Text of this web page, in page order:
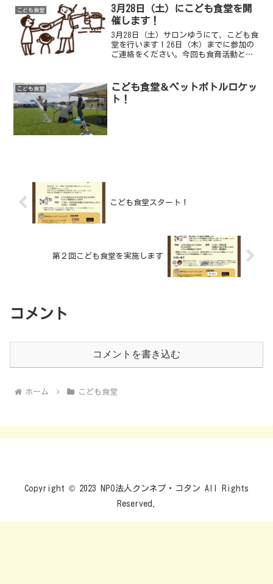
の参加も可能です。希望する方は申し込
み時にご連絡くださ...
こども食堂
3月28日（土）にこども食堂を開
催します！
3月28日（土）サロンゆうにて、こども食
堂を行います！26日（木）までに参加の
ご連絡をください。今回も食育活動とし
加も可能です。希望する方は申し込み時
にご連絡ください。...
こども食堂
こども食堂＆ペットボトルロケッ
ト！
こども食堂スタート！
第２回こども食堂を実施します
コメント
コメントを書き込む
ホーム こども食堂
Copyright © 2023 NPO法人クンネプ・コタン All Rights
Reserved.